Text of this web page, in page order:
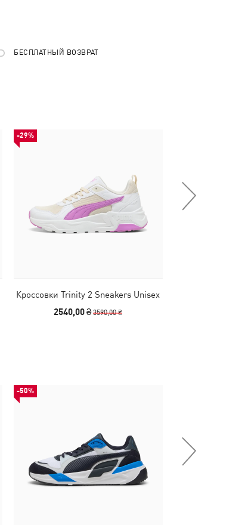
БЕСПЛАТНЫЙ ВОЗВРАТ
-29%
Кроссовки Trinity 2 Sneakers Unisex
2540,00 ₴3590,00 ₴
-50%